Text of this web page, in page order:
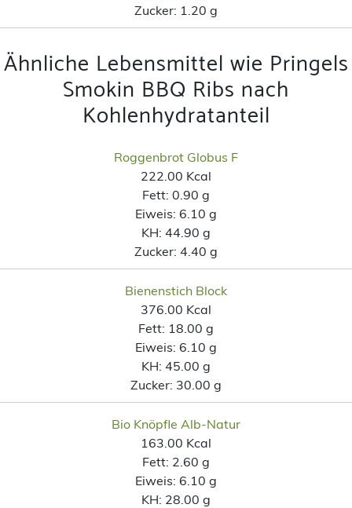
Zucker: 1.20 g
Ähnliche Lebensmittel wie Pringels
Smokin BBQ Ribs nach
Kohlenhydratanteil
Roggenbrot Globus F
222.00 Kcal
Fett: 0.90 g
Eiweis: 6.10 g
KH: 44.90 g
Zucker: 4.40 g
Bienenstich Block
376.00 Kcal
Fett: 18.00 g
Eiweis: 6.10 g
KH: 45.00 g
Zucker: 30.00 g
Bio Knöpfle Alb-Natur
163.00 Kcal
Fett: 2.60 g
Eiweis: 6.10 g
KH: 28.00 g